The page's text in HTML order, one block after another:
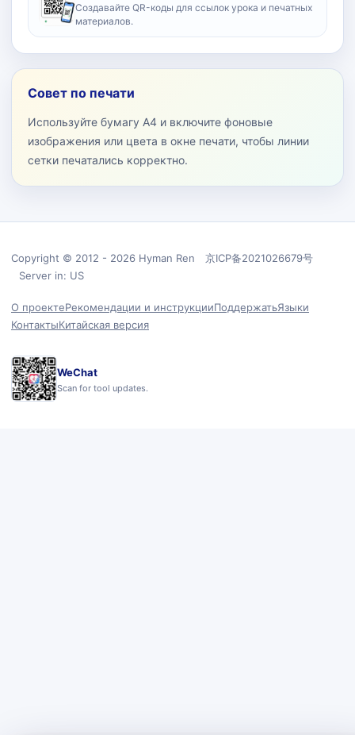
Создавайте QR-коды для ссылок урока и печатных
материалов.
Совет по печати
Используйте бумагу A4 и включите фоновые
изображения или цвета в окне печати, чтобы линии
сетки печатались корректно.
Copyright © 2012 - 2026 Hyman Ren 京ICP备2021026679号
Server in: US
О проектеРекомендации и инструкцииПоддержатьЯзыки
КонтактыКитайская версия
WeChat
Scan for tool updates.